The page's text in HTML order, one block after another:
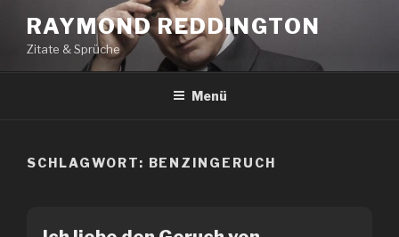
Inhalt
springen
RAYMOND REDDINGTON
Zitate & Sprüche
Menü
SCHLAGWORT: BENZINGERUCH